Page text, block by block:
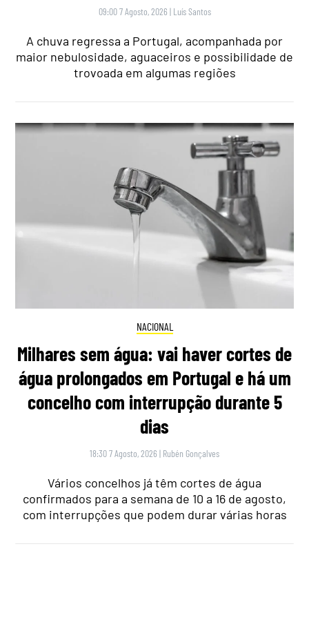
09:00 7 Agosto, 2026 | Luís Santos
A chuva regressa a Portugal, acompanhada por
maior nebulosidade, aguaceiros e possibilidade de
trovoada em algumas regiões
NACIONAL
Milhares sem água: vai haver cortes de
água prolongados em Portugal e há um
concelho com interrupção durante 5
dias
18:30 7 Agosto, 2026 | Rubén Gonçalves
Vários concelhos já têm cortes de água
confirmados para a semana de 10 a 16 de agosto,
com interrupções que podem durar várias horas